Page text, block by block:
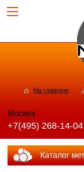
На главную
Москва
+7(495) 268-14-04
Каталог